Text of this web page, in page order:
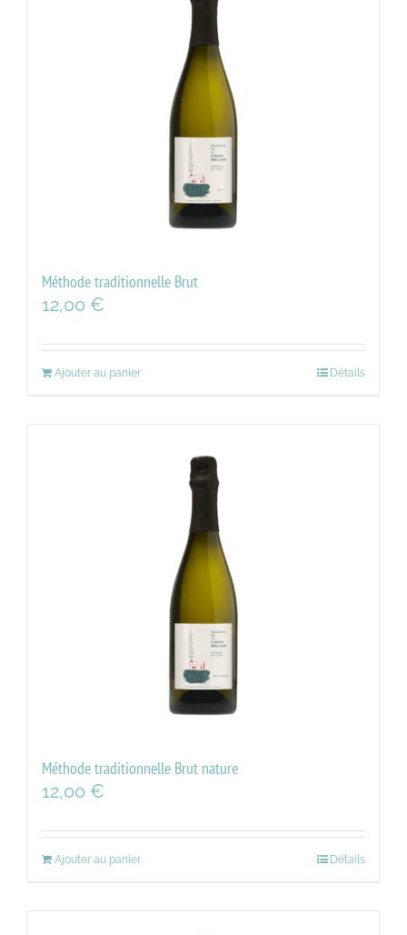
Méthode traditionnelle Brut
12,00 €
Ajouter au panier Détails
Méthode traditionnelle Brut nature
12,00 €
Ajouter au panier Détails